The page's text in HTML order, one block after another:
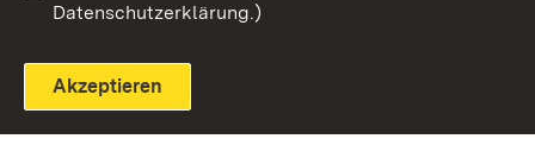
Datenschutzerklärung.)
Akzeptieren